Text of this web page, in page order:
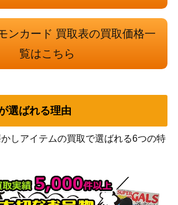
ラス
（ミラクルツイン）
UR）
スカーレット＆バイオ
レット
【SV
スカーレット＆バイオ
（シャイニートレジャ
500
ムGX
095】
サン&ムーン
（タッグボルト）
ンカード 買取表の買取価格一
覧はこちら
選ばれる理由
しアイテムの買取で選ばれる6つの特